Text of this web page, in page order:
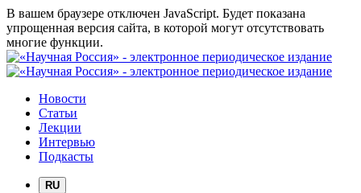
В вашем браузере отключен JavaScript. Будет показана
упрощенная версия сайта, в которой могут отсутствовать
многие функции.
Новости
Статьи
Лекции
Интервью
Подкасты
RU